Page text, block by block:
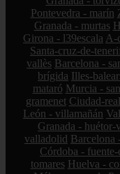
Pontevedra - marín
Granada - murtas
Girona - l39escala A-
Santa-cruz-de-
vallès Barcelona -
brígida Illes-
mataró Murcia -
gramenet Ciudad-
León - villamañán
Granada - huétor-
valladolid Barcelona
Córdoba - fuente-
tomares Huelva -